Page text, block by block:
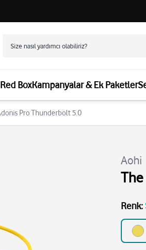
BoxKampanyalar & Ek Paketler
Pro Thunderbolt 5.0
Aohi
Renk: